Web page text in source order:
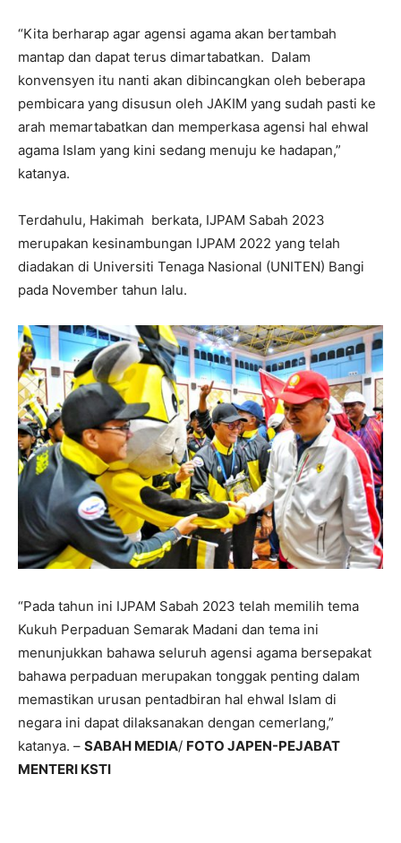
“Kita berharap agar agensi agama akan bertambah
mantap dan dapat terus dimartabatkan. Dalam
konvensyen itu nanti akan dibincangkan oleh beberapa
pembicara yang disusun oleh JAKIM yang sudah pasti ke
arah memartabatkan dan memperkasa agensi hal ehwal
agama Islam yang kini sedang menuju ke hadapan,”
katanya.
Terdahulu, Hakimah berkata, IJPAM Sabah 2023
merupakan kesinambungan IJPAM 2022 yang telah
diadakan di Universiti Tenaga Nasional (UNITEN) Bangi
pada November tahun lalu.
“Pada tahun ini IJPAM Sabah 2023 telah memilih tema
Kukuh Perpaduan Semarak Madani dan tema ini
menunjukkan bahawa seluruh agensi agama bersepakat
bahawa perpaduan merupakan tonggak penting dalam
memastikan urusan pentadbiran hal ehwal Islam di
negara ini dapat dilaksanakan dengan cemerlang,”
katanya. – SABAH MEDIA/ FOTO JAPEN-PEJABAT
MENTERI KSTI